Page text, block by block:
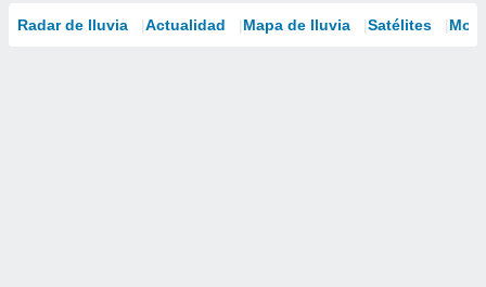
Radar de lluvia Actualidad Mapa de lluvia Satélites